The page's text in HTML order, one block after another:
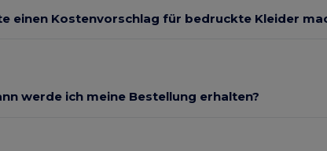
einen Kostenvorschlag für bedruckte Kleider
werde ich meine Bestellung erhalten?